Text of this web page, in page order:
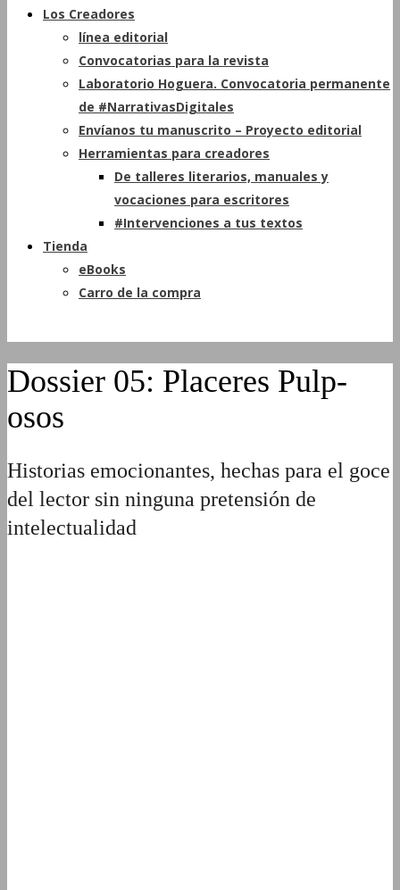
Los Creadores
línea editorial
Convocatorias para la revista
Laboratorio Hoguera. Convocatoria permanente
de #NarrativasDigitales
Envíanos tu manuscrito – Proyecto editorial
Herramientas para creadores
De talleres literarios, manuales y
vocaciones para escritores
#Intervenciones a tus textos
Tienda
eBooks
Carro de la compra
Dossier 05: Placeres Pulp-
osos
Historias emocionantes, hechas para el goce
del lector sin ninguna pretensión de
intelectualidad